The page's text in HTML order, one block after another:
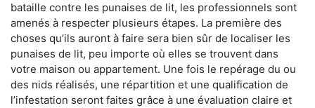
bataille contre les punaises de lit, les professionnels sont
amenés à respecter plusieurs étapes. La première des
choses qu’ils auront à faire sera bien sûr de localiser les
punaises de lit, peu importe où elles se trouvent dans
votre maison ou appartement. Une fois le repérage du ou
des nids réalisés, une répartition et une qualification de
l’infestation seront faites grâce à une évaluation claire et